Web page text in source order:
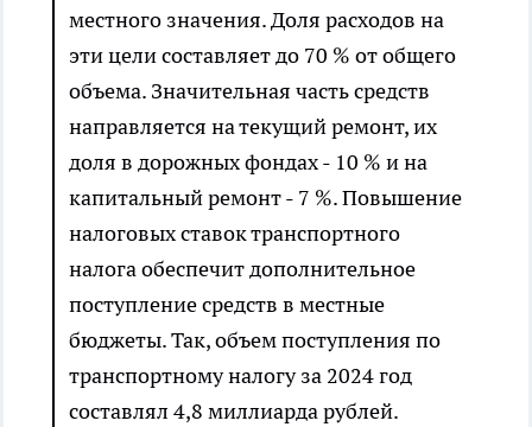
местного значения. Доля расходов на
эти цели составляет до 70 % от общего
объема. Значительная часть средств
направляется на текущий ремонт, их
доля в дорожных фондах - 10 % и на
капитальный ремонт - 7 %. Повышение
налоговых ставок транспортного
налога обеспечит дополнительное
поступление средств в местные
бюджеты. Так, объем поступления по
транспортному налогу за 2024 год
составлял 4,8 миллиарда рублей.